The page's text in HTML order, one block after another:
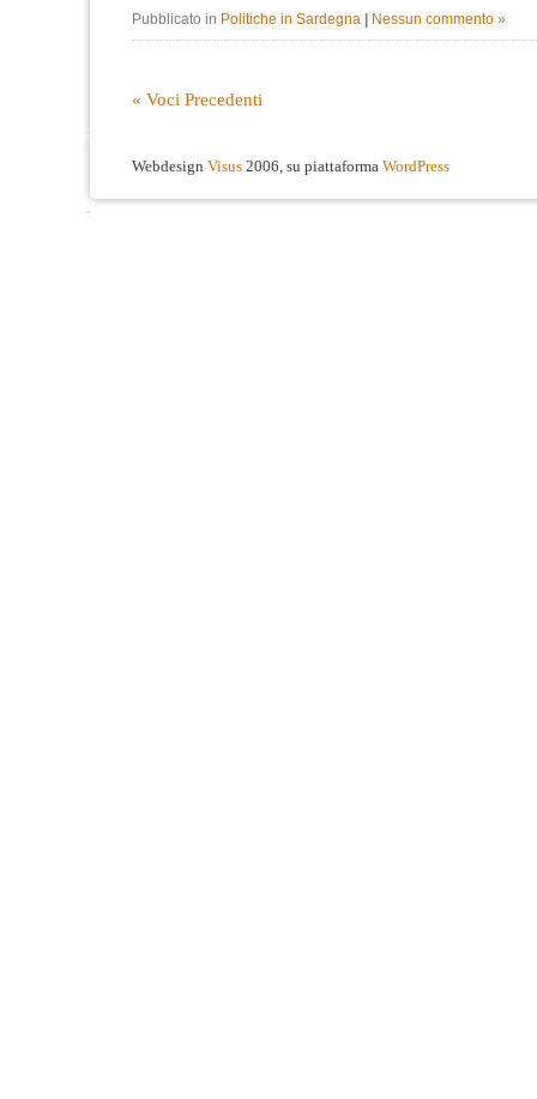
Pubblicato in Politiche in Sardegna Nessun commento »
« Voci Precedenti
Webdesign Visus 2006, su piattaforma WordPress